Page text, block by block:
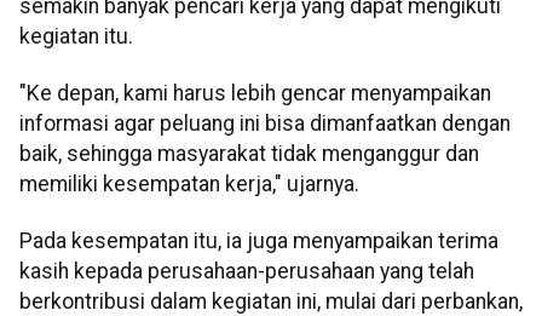
semakin banyak pencari kerja yang dapat mengikuti
kegiatan itu.
"Ke depan, kami harus lebih gencar menyampaikan
informasi agar peluang ini bisa dimanfaatkan dengan
baik, sehingga masyarakat tidak menganggur dan
memiliki kesempatan kerja," ujarnya.
Pada kesempatan itu, ia juga menyampaikan terima
kasih kepada perusahaan-perusahaan yang telah
berkontribusi dalam kegiatan ini, mulai dari perbankan,